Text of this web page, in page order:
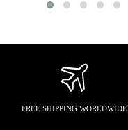
FREE SHIPPING WORLDWIDE